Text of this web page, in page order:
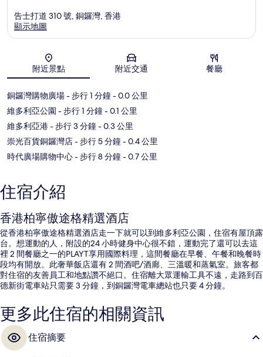
地圖
告士打道 310 號, 銅鑼灣, 香港
顯示地圖
附近景點 附近交通 餐廳
銅鑼灣購物廣場- 步行 1 分鐘- 0.0 公里
維多利亞公園 - 步行 1 分鐘- 0.1 公里
維多利亞港- 步行 3 分鐘- 0.3 公里
崇光百貨銅鑼灣店- 步行 5 分鐘- 0.4 公里
時代廣場購物中心- 步行 8 分鐘- 0.7 公里
住宿介紹
香港柏寧傲途格精選酒店
從香港柏寧傲途格精選酒店走一下就可以到維多利亞公園，住宿有屋頂露
台。想運動的人，附設的24 小時健身中心很不錯，運動完了還可以去這
裡 2 間餐廳之一的PLAYT享用國際料理，這間餐廳在早餐、午餐和晚餐時
段均有開放。此奢華飯店還有 2 間酒吧/酒廊、三溫暖和蒸氣室。旅客都
對住宿的友善員工和地點讚不絕口。住宿離大眾運輸工具不遠，走路到百
德新街電車站只需要 3 分鐘，到銅鑼灣電車總站也只要 4 分鐘。
更多此住宿的相關資訊
住宿摘要